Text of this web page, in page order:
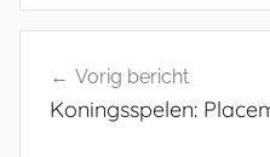
navigatie
Vorig bericht
Koningsspelen: